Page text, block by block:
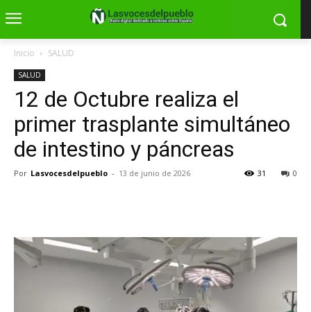
Inicio SALUD
SALUD
12 de Octubre realiza el
primer trasplante simultáneo
de intestino y páncreas
Por Lasvocesdelpueblo - 13 de junio de 2026 0
31